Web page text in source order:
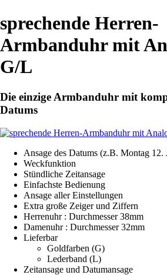
sprechende Herren-
Armbanduhr mit
G/L
Die einzige Armbanduhr mit
Datums
Ansage des Datums (z.B. Montag 12.
Weckfunktion
Stündliche Zeitansage
Einfachste Bedienung
Ansage aller Einstellungen
Extra große Zeiger und Ziffern
Herrenuhr : Durchmesser 38mm
Damenuhr : Durchmesser 32mm
Lieferbar
Goldfarben (G)
Lederband (L)
Zeitansage und Datumansage